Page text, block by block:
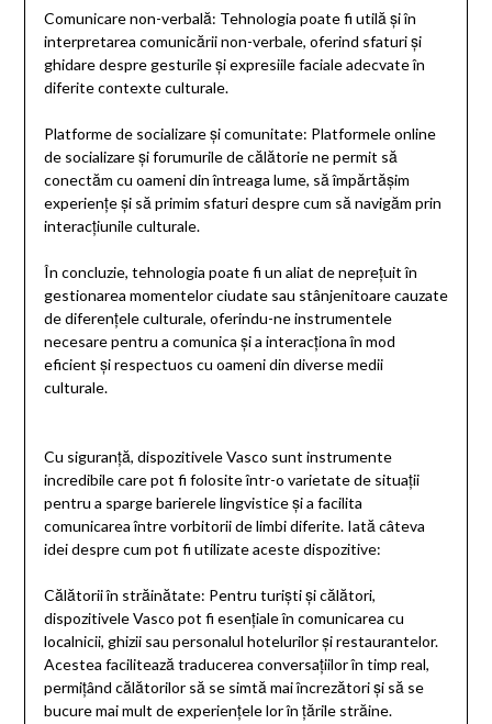
Comunicare non-verbală: Tehnologia poate fi utilă și în
interpretarea comunicării non-verbale, oferind sfaturi și
ghidare despre gesturile și expresiile faciale adecvate în
diferite contexte culturale.
Platforme de socializare și comunitate: Platformele online
de socializare și forumurile de călătorie ne permit să
conectăm cu oameni din întreaga lume, să împărtășim
experiențe și să primim sfaturi despre cum să navigăm prin
interacțiunile culturale.
În concluzie, tehnologia poate fi un aliat de neprețuit în
gestionarea momentelor ciudate sau stânjenitoare cauzate
de diferențele culturale, oferindu-ne instrumentele
necesare pentru a comunica și a interacționa în mod
eficient și respectuos cu oameni din diverse medii
culturale.
Cu siguranță, dispozitivele Vasco sunt instrumente
incredibile care pot fi folosite într-o varietate de situații
pentru a sparge barierele lingvistice și a facilita
comunicarea între vorbitorii de limbi diferite. Iată câteva
idei despre cum pot fi utilizate aceste dispozitive:
Călătorii în străinătate: Pentru turiști și călători,
dispozitivele Vasco pot fi esențiale în comunicarea cu
localnicii, ghizii sau personalul hotelurilor și restaurantelor.
Acestea facilitează traducerea conversațiilor în timp real,
permițând călătorilor să se simtă mai încrezători și să se
bucure mai mult de experiențele lor în țările străine.